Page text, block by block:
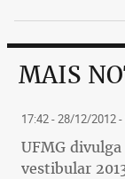
MAIS
17:42 - 28/12/2012-
UFMG
vestibular